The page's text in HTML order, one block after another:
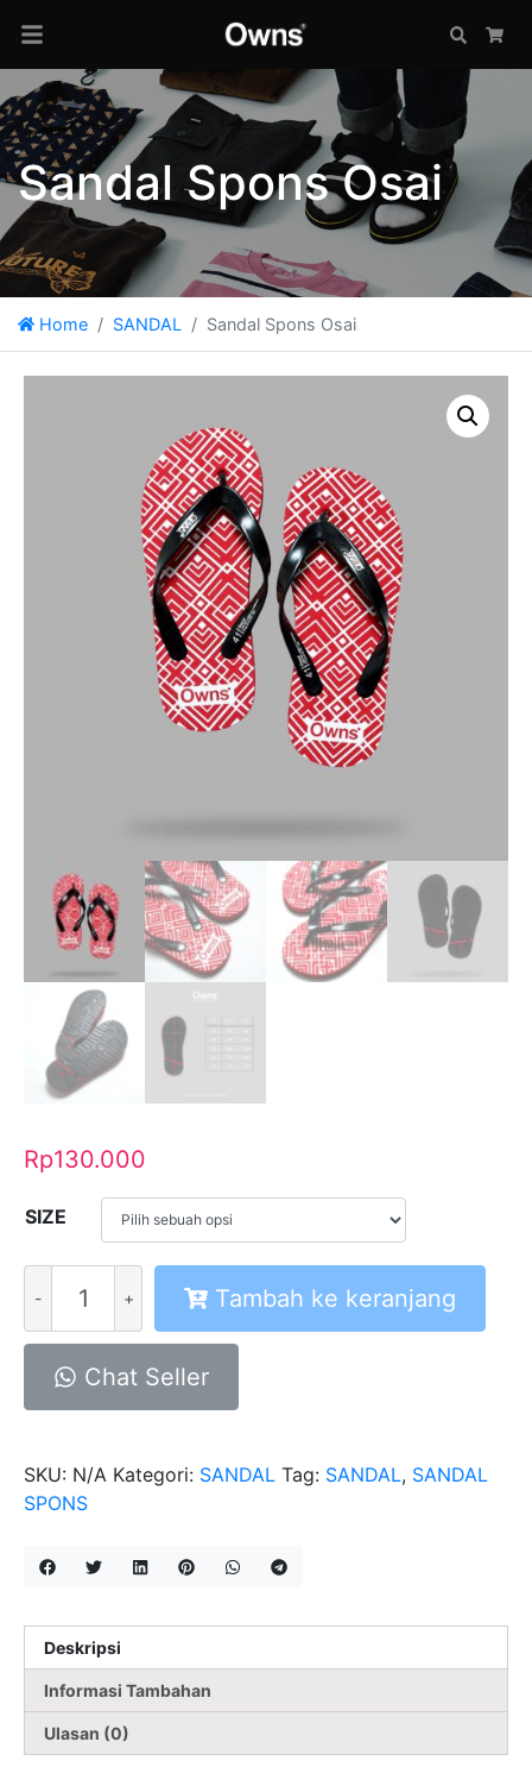
Search
Sandal Spons Osai
Home SANDAL Sandal Spons Osai
Rp130.000
SIZE
Sandal
Spons
Osai
Tambah ke keranjang
Chat Seller
SKU: N/A Kategori: SANDAL Tag: SANDAL, SANDAL
SPONS
Deskripsi
Informasi Tambahan
Ulasan (0)